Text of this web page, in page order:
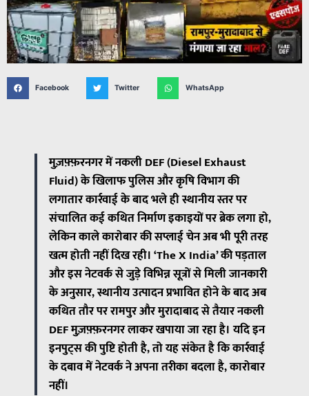
Facebook Twitter WhatsApp
मुज़फ़्फ़रनगर में नकली DEF (Diesel Exhaust
Fluid) के खिलाफ पुलिस और कृषि विभाग की
लगातार कार्रवाई के बाद भले ही स्थानीय स्तर पर
संचालित कई कथित निर्माण इकाइयों पर ब्रेक लगा हो,
लेकिन काले कारोबार की सप्लाई चेन अब भी पूरी तरह
खत्म होती नहीं दिख रही। ‘The X India’ की पड़ताल
और इस नेटवर्क से जुड़े विभिन्न सूत्रों से मिली जानकारी
के अनुसार, स्थानीय उत्पादन प्रभावित होने के बाद अब
कथित तौर पर रामपुर और मुरादाबाद से तैयार नकली
DEF मुज़फ़्फ़रनगर लाकर खपाया जा रहा है। यदि इन
इनपुट्स की पुष्टि होती है, तो यह संकेत है कि कार्रवाई
के दबाव में नेटवर्क ने अपना तरीका बदला है, कारोबार
नहीं।